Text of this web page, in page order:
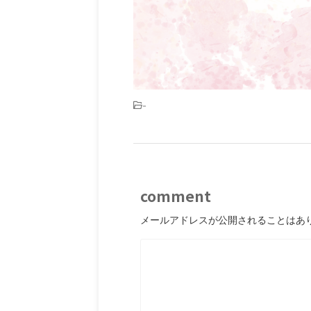
-
comment
メールアドレスが公開されることはあ